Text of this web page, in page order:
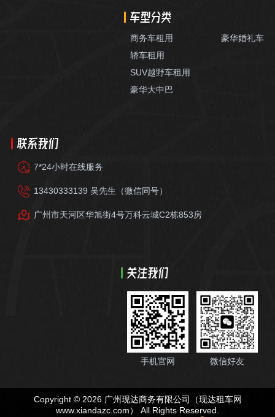
车型分类
商务车租用
轿车租用
SUV越野车租用
豪华大中巴
豪华婚礼车
联系我们
7*24小时在线服务
13430333139 吴先生（微信同号）
广州市天河区华旭街4号万科云城C2栋853房
关注我们
手机官网 微信好友
Copyright © 2026 广州现达商务有限公司（现达租车网
www.xiandazc.com） All Rights Reserved.